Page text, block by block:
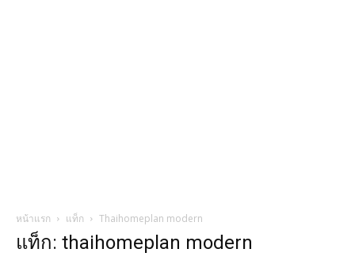
หน้าแรก แท็ก Thaihomeplan modern
แท็ก: thaihomeplan modern